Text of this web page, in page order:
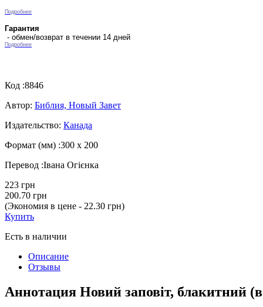
Подробнее
Гарантия
- обмен/возврат в течении 14 дней
Подробнее
Код :8846
Автор: Библия, Новый Завет
Издательство: Канада
Формат (мм) :300 х 200
Перевод :Івана Огієнка
223 грн
200.70 грн
(Экономия в цене - 22.30 грн)
Купить
Есть в наличии
Описание
Отзывы
Аннотация Новий заповіт, блакитний